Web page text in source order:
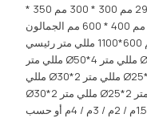
220 مم الجمالون المتوسط ​​290 * 290 مم 300 * 300 مم 350 *
350 مم 400 * 400 مم 450 * 450 مم 400 * 600 مم الجمالون
الثقيل 520 * 760 مم 600 * 760 مم 600*1100 مللي متر رئيسي
سمك الأنبوب Ø30*2 مللي متر Ø50*3 مللي متر Ø50*4 مللي متر
نائب سمك الأنبوب Ø20*2 مللي متر Ø25*2 مللي متر Ø30*2 مللي
متر هدفين سمك الأنبوب Ø20*2 مللي متر Ø25*2 مللي متر Ø30*2
مللي متر طول الجمالون 0.5 متر / 1م / 1.5م / 2م / 3م / 4م أو حسب